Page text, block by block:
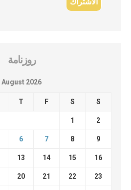
روزنامة
August 2026
T F S S
1 2
6 7 8 9
13 14 15 16
20 21 22 23